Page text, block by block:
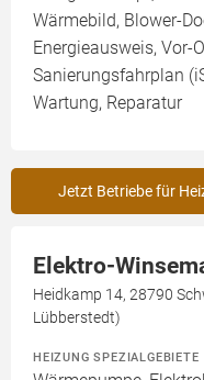
Wärmebild, Blower-
Energieausweis, Vor-
Sanierungsfahrplan
Wartung, Reparatur
Jetzt Betriebe für
Elektro-
Heidkamp 14, 28790
Lübberstedt)
HEIZUNG SPEZIALGEBIETE